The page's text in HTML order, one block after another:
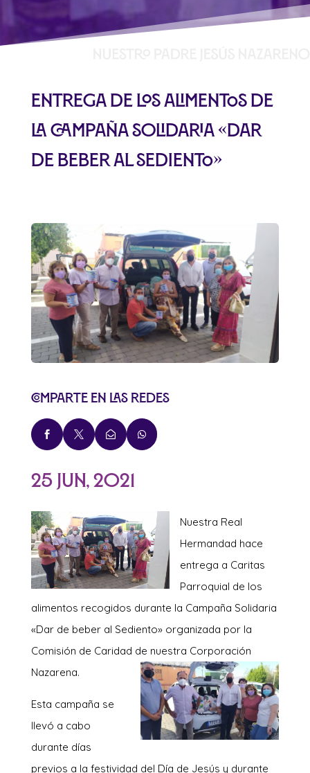
Entrega de los alimentos de
la campaña solidaria «Dar
de beber al sediento»
Comparte en las redes
   
25 Jun, 2021
Nuestra Real
Hermandad hace
entrega a Caritas
Parroquial de los
alimentos recogidos durante la Campaña Solidaria
«Dar de beber al Sediento» organizada por la
Comisión de Caridad de nuestra Corporación
Nazarena.
Esta campaña se
llevó a cabo
durante días
previos a la festividad del Día de Jesús y durante